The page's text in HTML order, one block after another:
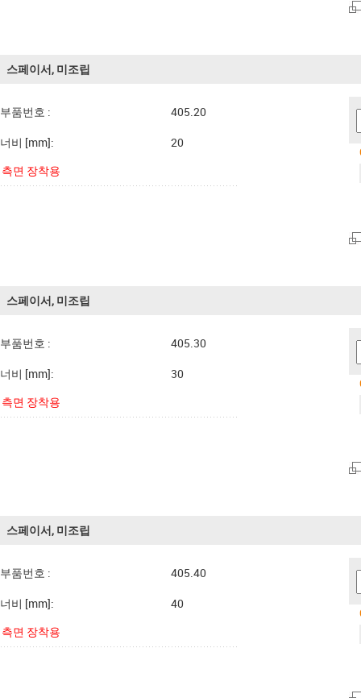
스페이서, 미조립
부품번호 :
405.20
너비 [mm]:
20
측면 장착용
스페이서, 미조립
부품번호 :
405.30
너비 [mm]:
30
측면 장착용
스페이서, 미조립
부품번호 :
405.40
너비 [mm]:
40
측면 장착용